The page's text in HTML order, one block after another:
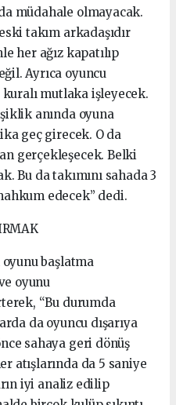
müdahale olmayacak.
takım arkadaşıdır
her ağız kapatılıp
Ayrıca oyuncu
mutlaka işleyecek.
anında oyuna
geç girecek. O da
gerçekleşecek. Belki
Bu da takımını sahada 3
edecek” dedi.
başlatma
oyunu
“Bu durumda
da oyuncu dışarıya
sahaya geri dönüş
atışlarında da 5 saniye
iyi analiz edilip